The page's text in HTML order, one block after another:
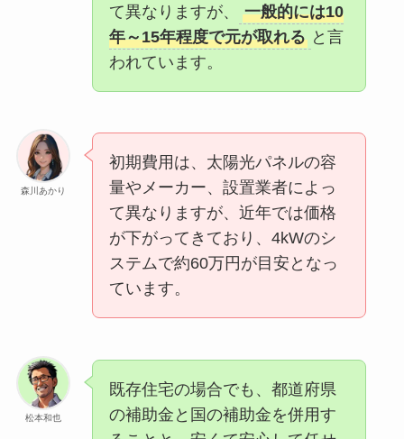
て異なりますが、
一般的には10
年～15年程度で元が取れる と言
われています。
森川あかり
初期費用は、太陽光パネルの容
量やメーカー、設置業者によっ
て異なりますが、近年では価格
が下がってきており、4kWのシ
ステムで約60万円が目安となっ
ています。
松本和也
既存住宅の場合でも、都道府県
の補助金と国の補助金を併用す